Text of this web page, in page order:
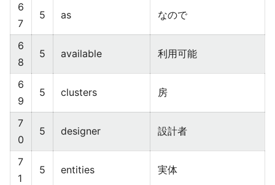
6
7
5 as なので
6
8
5 available 利用可能
6
9
5 clusters 房
7
0
5 designer 設計者
7
1
5 entities 実体